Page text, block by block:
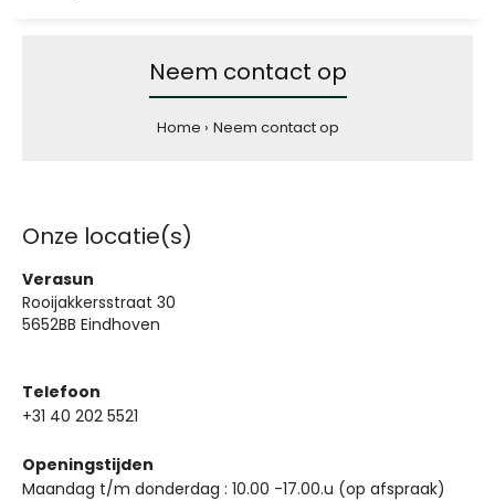
Neem contact op
Home Neem contact op
Onze locatie(s)
Verasun
Rooijakkersstraat 30
5652BB Eindhoven
Telefoon
+31 40 202 5521
Openingstijden
Maandag t/m donderdag : 10.00 -17.00.u (op afspraak)